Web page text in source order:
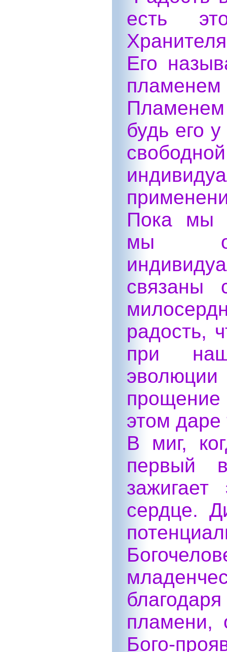
есть
Его
будь его
Пока мы
мы
связаны
радость,
при
этом даре
В миг,
первый
сердце.
пламени,
Бого-